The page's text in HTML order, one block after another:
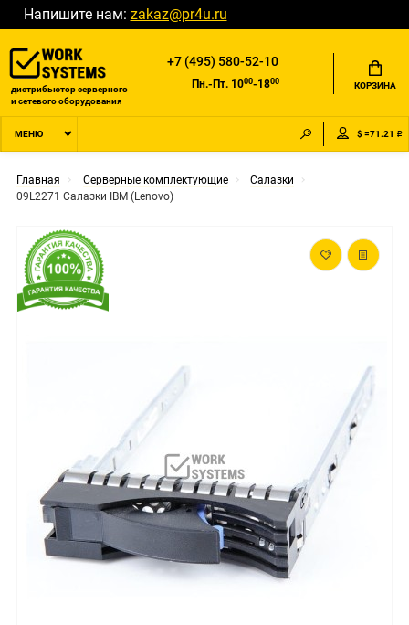
Напишите нам: zakaz@pr4u.ru
дистрибьютор серверного
и сетевого оборудования
+7 (495) 580-52-10
Пн.-Пт. 1000-1800 КОРЗИНА
МЕНЮ $ =71.21 ₽
Главная Серверные комплектующие
Салазки
09L2271 Салазки IBM (Lenovo)